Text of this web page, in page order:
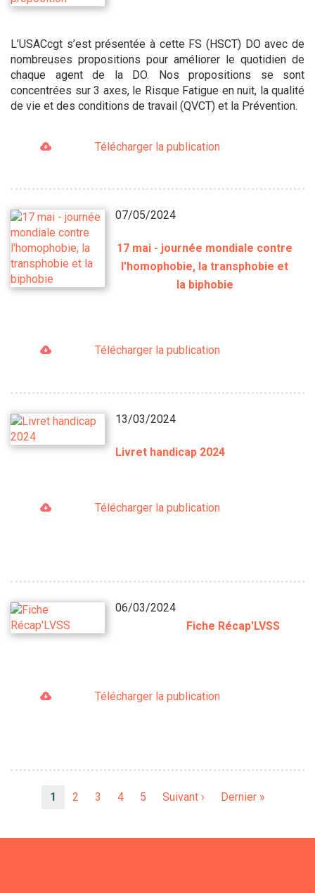
L’USACcgt s’est présentée à cette FS (HSCT) DO avec de
nombreuses propositions pour améliorer le quotidien de
chaque agent de la DO. Nos propositions se sont
concentrées sur 3 axes, le Risque Fatigue en nuit, la qualité
de vie et des conditions de travail (QVCT) et la Prévention.
Télécharger la publication
07/05/2024
17 mai - journée mondiale contre
l'homophobie, la transphobie et
la biphobie
Télécharger la publication
13/03/2024
Livret handicap 2024
Télécharger la publication
06/03/2024
Fiche Récap'LVSS
Télécharger la publication
Page
1 Page
2 Page
3 Page
4 Page
5
Page
Suivant ›
Dernière
Dernier »